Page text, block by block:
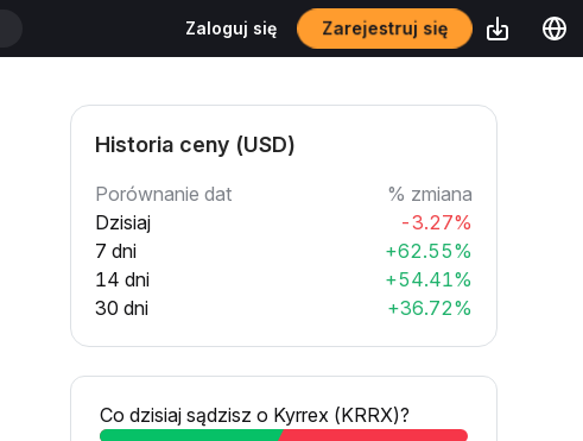
Zaloguj się Zarejestruj się
Historia ceny (USD)
Porównanie dat
% zmiana
Dzisiaj
-3.27%
7 dni
+62.55%
14 dni
+54.41%
30 dni
+36.72%
Co dzisiaj sądzisz o Kyrrex (KRRX)?